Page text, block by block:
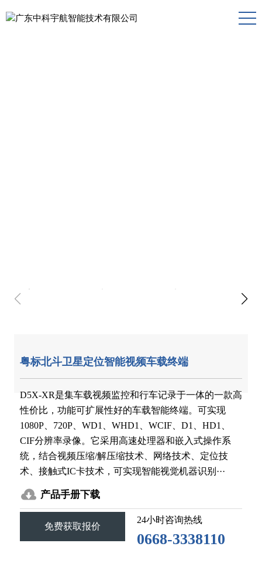
粤标北斗卫星定位智能视频车载终端
D5X-XR是集车载视频监控和行车记录于一体的一款高
性价比，功能可扩展性好的车载智能终端。可实现
1080P、720P、WD1、WHD1、WCIF、D1、HD1、
CIF分辨率录像。它采用高速处理器和嵌入式操作系
统，结合视频压缩/解压缩技术、网络技术、定位技
术、接触式IC卡技术，可实现智能视觉机器识别···
产品手册下载
免费获取报价
24小时咨询热线
0668-3338110